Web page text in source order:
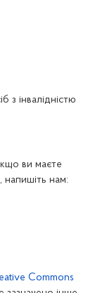
з інвалідністю
ви маєте
напишіть нам:
Commons